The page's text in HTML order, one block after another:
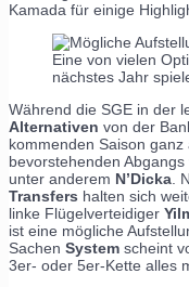
Kamada für einige
Eine von vielen
nächstes Jahr
Während die SGE in der
Alternativen von der
kommenden Saison
bevorstehenden Abgangs
unter anderem N’Dicka .
Transfers halten sich
linke Flügelverteidiger
ist eine mögliche
Sachen System scheint
3er- oder 5er-Kette alles